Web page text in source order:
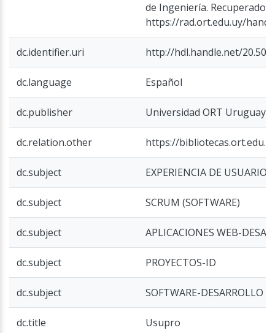
de Ingeniería. Recuperado
https://rad.ort.edu.uy/
dc.identifier.uri http://hdl.handle.net/
dc.language Español
dc.publisher Universidad ORT Uruguay
dc.relation.other https://
dc.subject EXPERIENCIA DE USUARIO
dc.subject SCRUM (SOFTWARE)
dc.subject APLICACIONES WEB-
dc.subject PROYECTOS-ID
dc.subject SOFTWARE-DESARROLLO
dc.title Usupro